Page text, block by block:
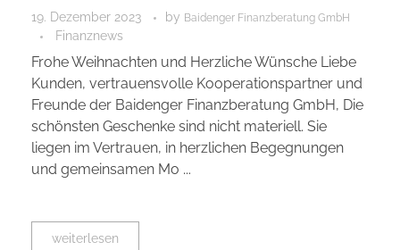
19. Dezember 2023 by Baidenger Finanzberatung GmbH
Finanznews
Frohe Weihnachten und Herzliche Wünsche Liebe
Kunden, vertrauensvolle Kooperationspartner und
Freunde der Baidenger Finanzberatung GmbH, Die
schönsten Geschenke sind nicht materiell. Sie
liegen im Vertrauen, in herzlichen Begegnungen
und gemeinsamen Mo ...
weiterlesen